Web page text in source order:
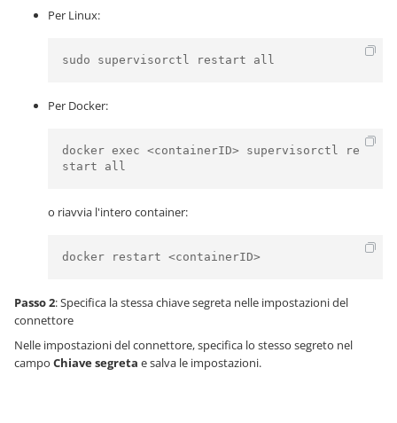
Per Linux:
sudo supervisorctl restart all
Per Docker:
docker exec <containerID> supervisorctl re
start all
o riavvia l'intero container:
docker restart <containerID>
Passo 2: Specifica la stessa chiave segreta nelle impostazioni del
connettore
Nelle impostazioni del connettore, specifica lo stesso segreto nel
campo Chiave segreta e salva le impostazioni.